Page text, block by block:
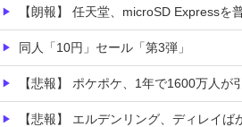
【朗報】 任天堂、microSD Expressを
同人「10円」セール「第3弾」
【悲報】 ポケポケ、1年で1600万人が
【悲報】 エルデンリング、ディレイばかりで本当に面